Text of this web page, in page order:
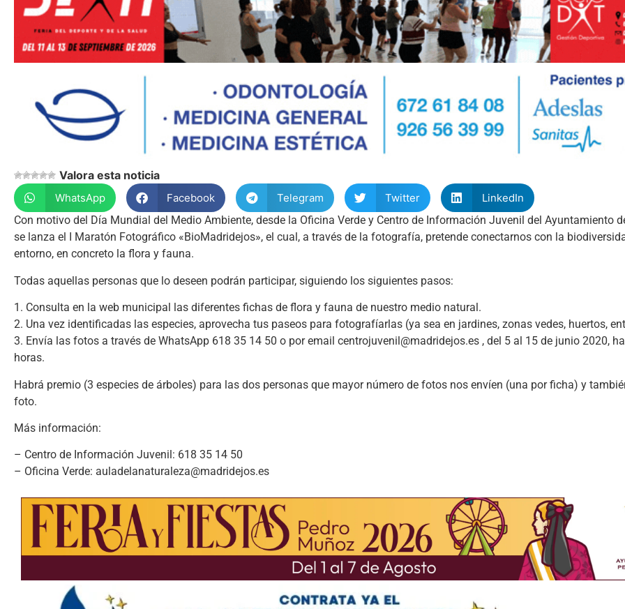
Valora esta noticia
WhatsApp Facebook Telegram Twitter
LinkedIn
Con motivo del Día Mundial del Medio Ambiente, desde la Oficina Verde y Centro de Información Juvenil del Ayuntamiento
se lanza el I Maratón Fotográfico «BioMadridejos», el cual, a través de la fotografía, pretende conectarnos con la
entorno, en concreto la flora y fauna.
Todas aquellas personas que lo deseen podrán participar, siguiendo los siguientes pasos:
1. Consulta en la web municipal las diferentes fichas de flora y fauna de nuestro medio natural.
2. Una vez identificadas las especies, aprovecha tus paseos para fotografíarlas (ya sea en jardines, zonas vedes, huertos,
3. Envía las fotos a través de WhatsApp 618 35 14 50 o por email centrojuvenil@madridejos.es , del 5 al 15 de junio 2020,
horas.
Habrá premio (3 especies de árboles) para las dos personas que mayor número de fotos nos envíen (una por ficha) y
foto.
Más información:
– Centro de Información Juvenil: 618 35 14 50
– Oficina Verde: auladelanaturaleza@madridejos.es